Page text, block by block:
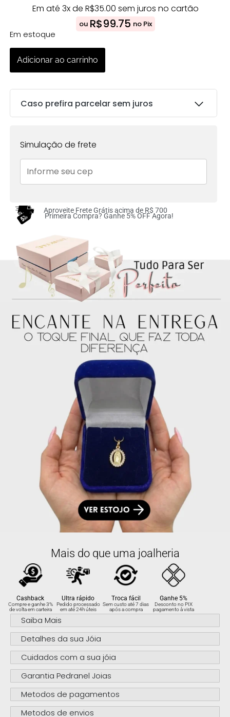
Em até 3x de R$35.00 sem juros no cartão
ou R$99.75 no Pix
Em estoque
Adicionar ao carrinho
Caso prefira parcelar sem juros
1x deR$105.00sem
juros no cartão
R$105.00
juros no cartão
juros no cartão
Simulação de frete
Aproveite Frete Grátis acima de R$ 700
Primeira Compra? Ganhe 5% OFF Agora!
Mais do que uma joalheria
Cashback
Compre e ganhe 3%
de volta em carteira
Ultra rápido
Pedido processado
em até 24h úteis
Troca fácil
Sem custo até 7 dias
após a compra
Ganhe 5%
Desconto no PIX
pagamento à vista
Saiba Mais
Detalhes da sua Jóia
Cuidados com a sua jóia
Garantia Pedranel Joias
Metodos de pagamentos
Metodos de envios